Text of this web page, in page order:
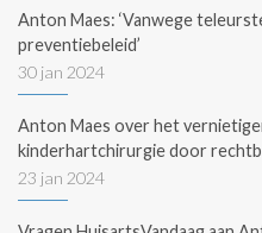
Anton Maes: ‘Vanwege
preventiebeleid’
30 jan 2024
Anton Maes over het
kinderhartchirurgie door
23 jan 2024